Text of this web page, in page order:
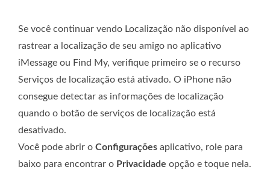
Se você continuar vendo Localização não disponível ao
rastrear a localização de seu amigo no aplicativo
iMessage ou Find My, verifique primeiro se o recurso
Serviços de localização está ativado. O iPhone não
consegue detectar as informações de localização
quando o botão de serviços de localização está
desativado.
Você pode abrir o Configurações aplicativo, role para
baixo para encontrar o Privacidade opção e toque nela.